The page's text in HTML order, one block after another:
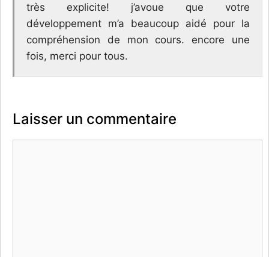
très explicite! j’avoue que votre
développement m’a beaucoup aidé pour la
compréhension de mon cours. encore une
fois, merci pour tous.
Laisser un commentaire